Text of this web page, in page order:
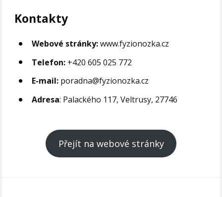
Kontakty
Webové stránky:www.fyzionozka.cz
Telefon: +420 605 025 772
E-mail: poradna@fyzionozka.cz
Adresa: Palackého 117, Veltrusy, 27746
Přejít na webové stránky